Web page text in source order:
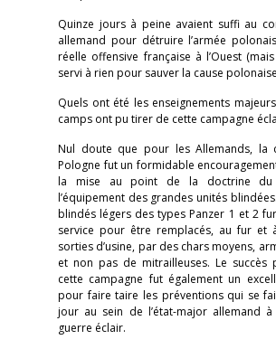
Quinze jours à peine avaient suffi au
allemand pour détruire l’armée
réelle offensive française à l’Ouest
servi à rien pour sauver la cause
Quels ont été les enseignements
camps ont pu tirer de cette campagne
Nul doute que pour les Allemands, la
Pologne fut un formidable
la mise au point de la doctrine du
l’équipement des grandes unités
blindés légers des types Panzer 1 et 2
service pour être remplacés, au fur et
sorties d’usine, par des chars moyens,
et non pas de mitrailleuses. Le succès
cette campagne fut également un
pour faire taire les préventions qui se
jour au sein de l’état-major allemand à
guerre éclair.